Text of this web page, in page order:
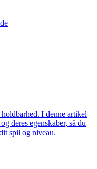
I denne artikel
deres egenskaber, så du
spil og niveau.